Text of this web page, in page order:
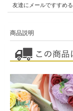
友達にメールですすめる
商品説明